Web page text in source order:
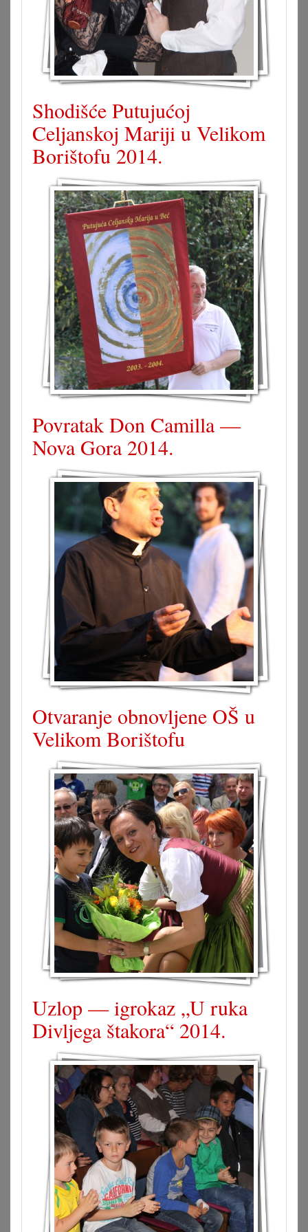
Shodišće Putujućoj
Celjanskoj Mariji u Velikom
Borištofu 2014.
Povratak Don Camilla —
Nova Gora 2014.
Otvaranje obnovljene OŠ u
Velikom Borištofu
Uzlop — igrokaz „U ruka
Divljega štakora“ 2014.